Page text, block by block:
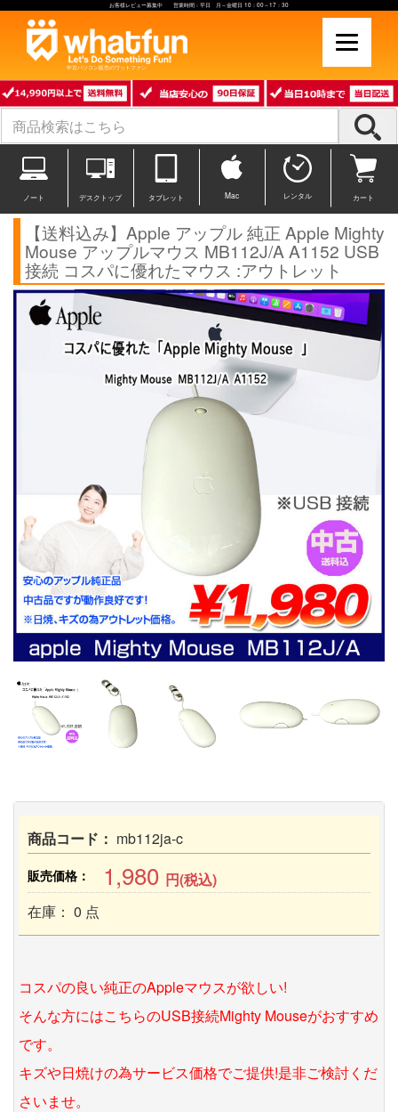
お客様レビュー募集中 営業時間：平日 月～金曜日 10：00～17：30
中古パソコン販売のワットファン
ノート デスクトップ タブレット Mac レンタル カート
【送料込み】Apple アップル 純正 Apple Mighty
Mouse アップルマウス MB112J/A A1152 USB
接続 コスパに優れたマウス :アウトレット
商品コード： mb112ja-c
販売価格： 1,980 円(税込)
在庫： 0 点
コスパの良い純正のAppleマウスが欲しい!
そんな方にはこちらのUSB接続Mighty Mouseがおすすめ
です。
キズや日焼けの為サービス価格でご提供!是非ご検討くだ
さいませ。